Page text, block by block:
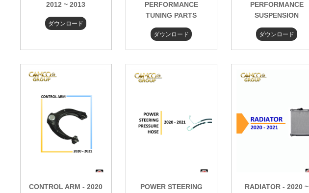
2012 ~ 2013
ダウンロード
PERFORMANCE
TUNING PARTS
ダウンロード
PERFORMANCE
SUSPENSION
ダウンロード
CONTROL ARM - 2020
POWER STEERING
RADIATOR - 2020 ~